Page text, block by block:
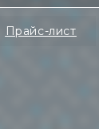
Прайс-лист